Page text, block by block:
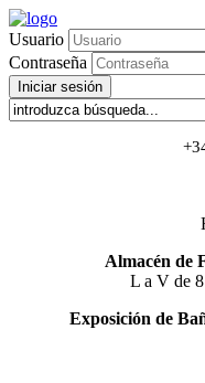
Usuario
Contraseña
Iniciar sesión
Almacén de
L a V de
Exposición de